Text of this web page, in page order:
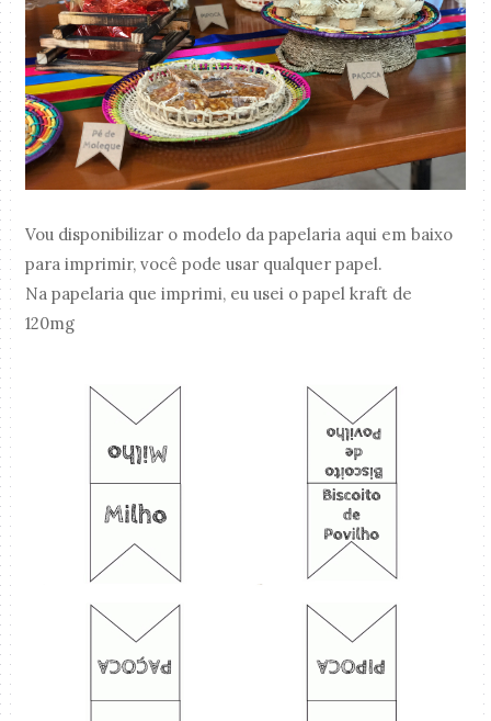
Vou disponibilizar o modelo da papelaria aqui em baixo
para imprimir, você pode usar qualquer papel.
Na papelaria que imprimi, eu usei o papel kraft de
120mg